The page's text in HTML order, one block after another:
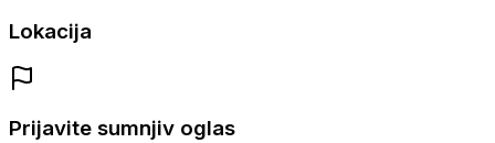
Lokacija
Prijavite sumnjiv oglas